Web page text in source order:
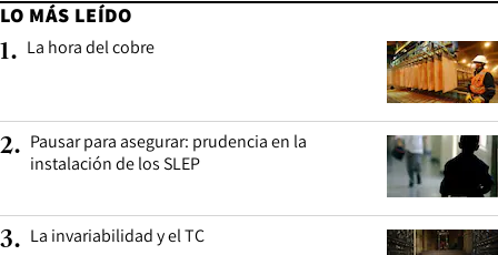
LO MÁS LEÍDO
1. La hora del cobre
2. Pausar para asegurar: prudencia en la
instalación de los SLEP
3. La invariabilidad y el TC